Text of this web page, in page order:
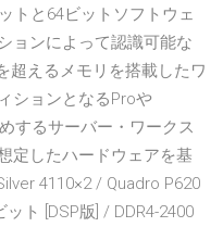
トと64ビットソフトウェ
ョンによって認識可能な
超えるメモリを搭載したワ
ションとなるProや
するサーバー・ワークス
定したハードウェアを基
4110×2 / Quadro P620
ト [DSP版] / DDR4-2400